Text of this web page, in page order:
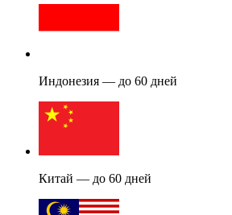
Индонезия — до 60 дней
Китай — до 60 дней